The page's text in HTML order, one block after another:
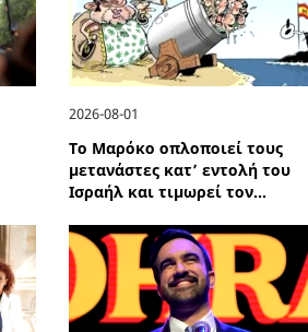
2026-08-01
Το Μαρόκο οπλοποιεί τους
μετανάστες κατ’ εντολή του
Ισραήλ και τιμωρεί τον...